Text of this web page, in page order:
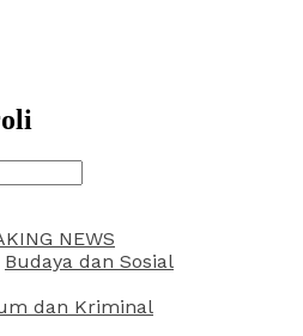
NEWS
Budaya dan Sosial
dan Kriminal